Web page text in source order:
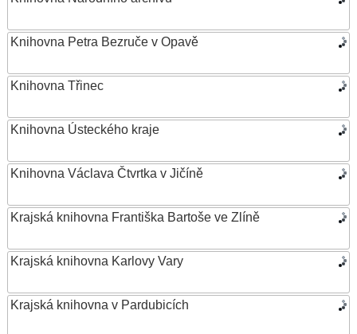
Knihovna Petra Bezruče v Opavě
Knihovna Třinec
Knihovna Ústeckého kraje
Knihovna Václava Čtvrtka v Jičíně
Krajská knihovna Františka Bartoše ve Zlíně
Krajská knihovna Karlovy Vary
Krajská knihovna v Pardubicích